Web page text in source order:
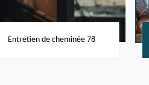
Entretien de cheminée 78